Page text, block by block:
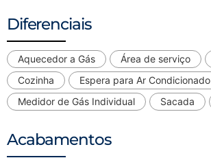
Diferenciais
Aquecedor a Gás Área de serviço
Cozinha
Espera para Ar Condicionado
Medidor de Gás Individual
Sacada
Acabamentos